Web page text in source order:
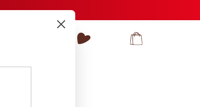
Du hast 0 Produkte auf dem
Warenkorb enthält
KONTAKT